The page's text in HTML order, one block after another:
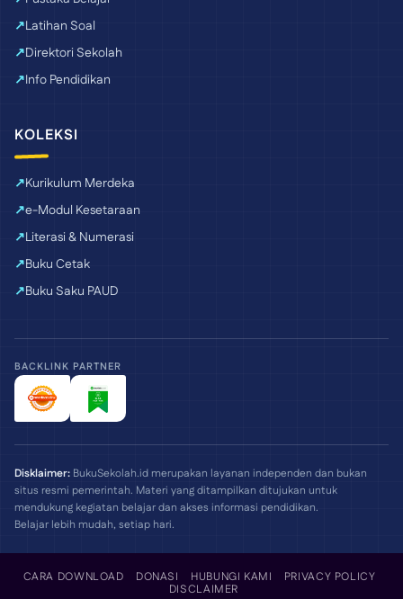
Latihan Soal
Direktori Sekolah
Info Pendidikan
KOLEKSI
Kurikulum Merdeka
e-Modul Kesetaraan
Literasi & Numerasi
Buku Cetak
Buku Saku PAUD
BACKLINK PARTNER
Disklaimer: BukuSekolah.id merupakan layanan independen dan bukan
situs resmi pemerintah. Materi yang ditampilkan ditujukan untuk
mendukung kegiatan belajar dan akses informasi pendidikan.
Belajar lebih mudah, setiap hari.
CARA DOWNLOAD DONASI HUBUNGI KAMI
PRIVACY POLICY
DISCLAIMER